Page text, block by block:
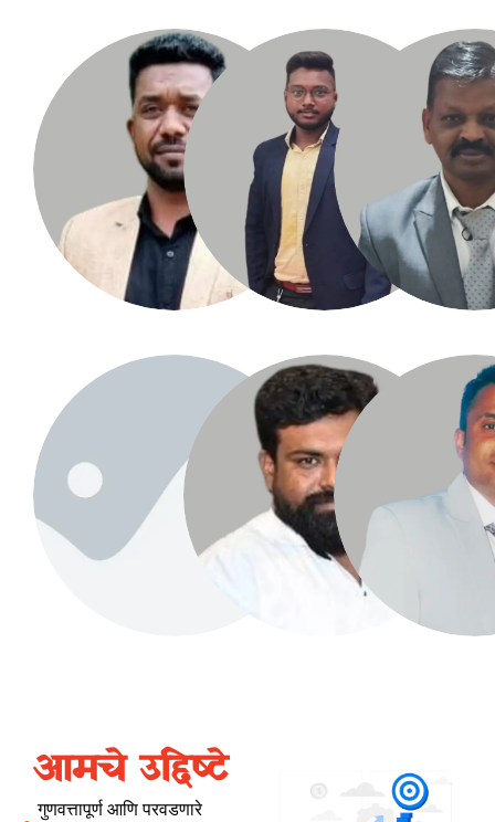
आमचे उद्दिष्टे
गुणवत्तापूर्ण आणि परवडणारे